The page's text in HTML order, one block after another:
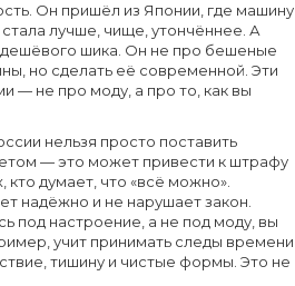
. Он пришёл из Японии, где машину
лучше, чище, утончённее. А
шика . Он не про бешеные
но сделать её современной. Эти
— не про моду, а про то, как вы
нельзя просто поставить
— это может привести к штрафу
думает, что «всё можно».
надёжно и не нарушает закон.
под настроение, а не под моду, вы
учит принимать следы времени
тишину и чистые формы. Это не